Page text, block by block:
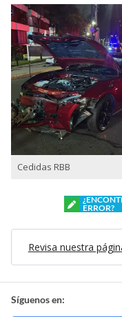
Cedidas RBB
ERROR?
Revisa nuestra
Síguenos en: